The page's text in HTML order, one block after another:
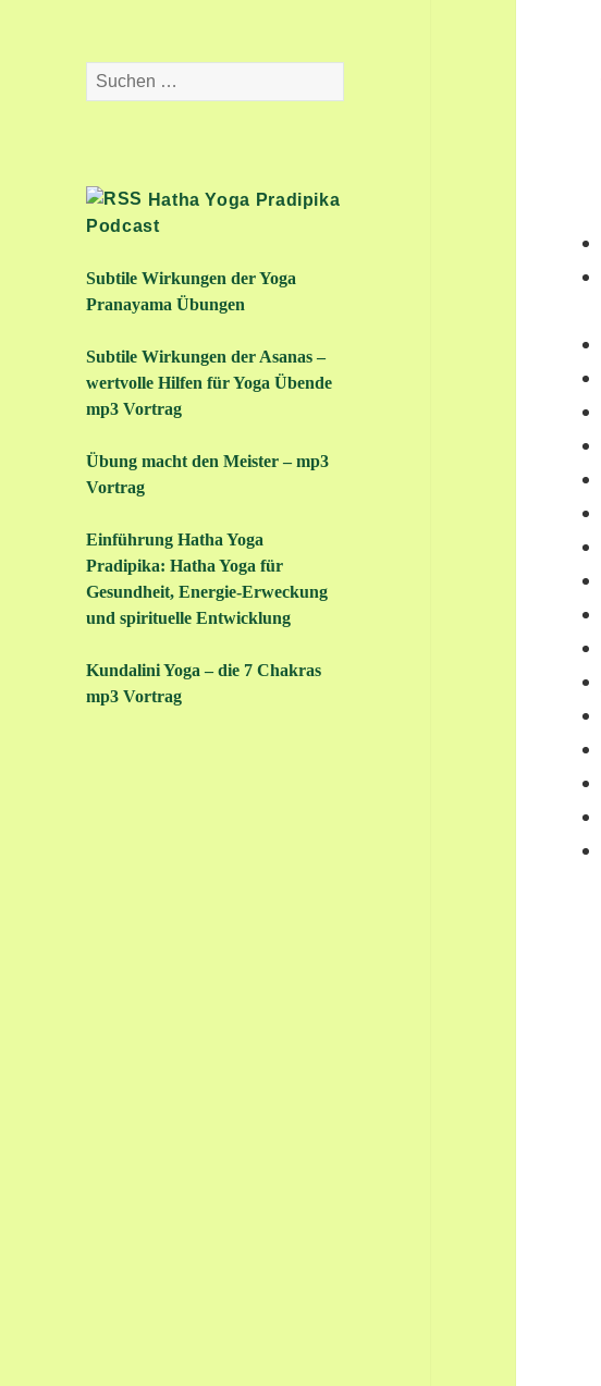
Suchen
nach:
Hatha Yoga Pradipika
Podcast
Subtile Wirkungen der Yoga
Pranayama Übungen
Subtile Wirkungen der Asanas –
wertvolle Hilfen für Yoga Übende
mp3 Vortrag
Übung macht den Meister – mp3
Vortrag
Einführung Hatha Yoga
Pradipika: Hatha Yoga für
Gesundheit, Energie-Erweckung
und spirituelle Entwicklung
Kundalini Yoga – die 7 Chakras
mp3 Vortrag